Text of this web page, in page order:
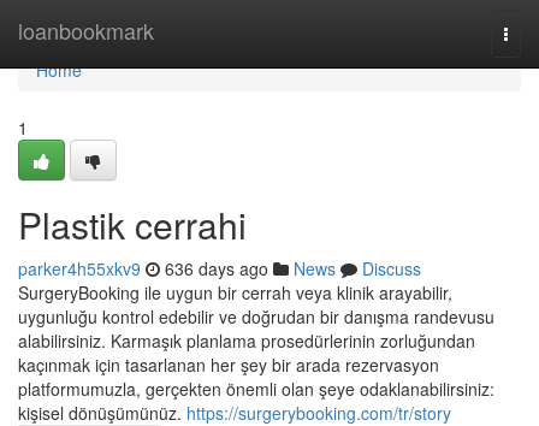
loanbookmark
Home
Home
1
Plastik cerrahi
parker4h55xkv9 636 days ago News
Discuss
SurgeryBooking ile uygun bir cerrah veya klinik arayabilir,
uygunluğu kontrol edebilir ve doğrudan bir danışma randevusu
alabilirsiniz. Karmaşık planlama prosedürlerinin zorluğundan
kaçınmak için tasarlanan her şey bir arada rezervasyon
platformumuzla, gerçekten önemli olan şeye odaklanabilirsiniz:
kişisel dönüşümünüz. https://surgerybooking.com/tr/story